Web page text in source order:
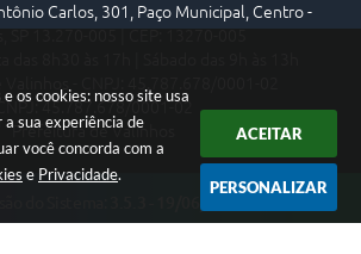
os cookies: nosso site usa
sua experiência de
você concorda com a
e Privacidade.
ACEITAR
PERSONALIZAR
Carlos, 301, Paço Municipal, Centro -
45.787.678/0001-02
Prefeitura de Valinhos